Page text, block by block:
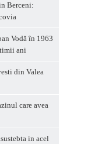
Berceni:
Vodă în 1963
ani
din Valea
care avea
in acel